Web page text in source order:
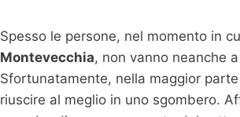
Spesso le persone, nel momento in
Montevecchia, non vanno neanche
Sfortunatamente, nella maggior
riuscire al meglio in uno sgombero.